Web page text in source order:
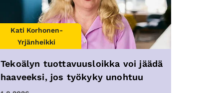
Kati Korhonen-
Yrjänheikki
Tekoälyn tuottavuusloikka voi jäädä
haaveeksi, jos työkyky unohtuu